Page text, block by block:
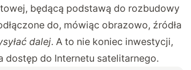
będącą podstawą do rozbudowy
do, mówiąc obrazowo, źródła
dalej. A to nie koniec inwestycji,
dostęp do Internetu satelitarnego.